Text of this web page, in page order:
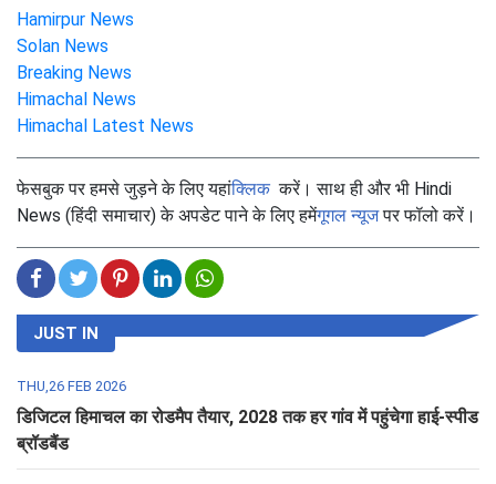
Hamirpur News
Solan News
Breaking News
Himachal News
Himachal Latest News
फेसबुक पर हमसे जुड़ने के लिए यहांक्लिककरें। साथ ही और भी Hindi
News (हिंदी समाचार) के अपडेट पाने के लिए हमेंगूगल न्यूजपर फॉलो करें।
JUST IN
THU,26 FEB 2026
डिजिटल हिमाचल का रोडमैप तैयार, 2028 तक हर गांव में पहुंचेगा हाई-स्पीड
ब्रॉडबैंड